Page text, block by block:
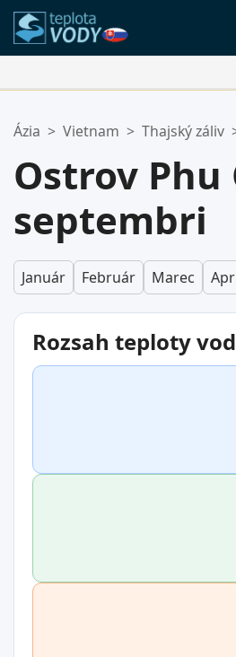
Váš zoznam obľúbených je
Ázia > Vietnam > Thajský záliv
Ostrov
septembri
Január Február Marec
Rozsah teploty